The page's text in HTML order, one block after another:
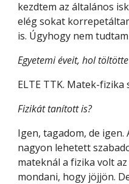
kezdtem az általános
elég sokat
is. Úgyhogy nem
Egyetemi éveit, hol
ELTE TTK. Matek-fizika
Fizikát tanított is?
Igen, tagadom, de igen.
nagyon lehetett
mateknál a fizika volt
mondani, hogy jöjjön.